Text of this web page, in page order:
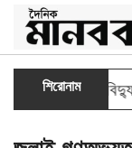
শিরোনাম